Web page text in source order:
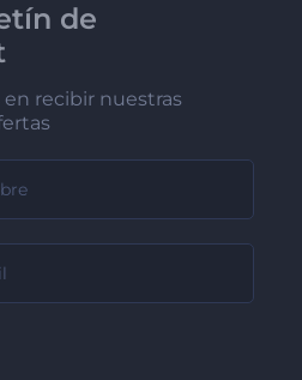
de
en recibir nuestras